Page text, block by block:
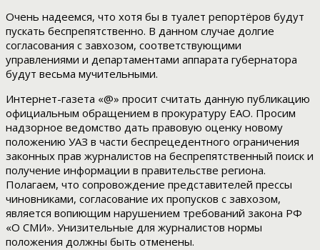
Очень надеемся, что хотя бы в туалет репортёров будут
пускать беспрепятственно. В данном случае долгие
согласования с завхозом, соответствующими
управлениями и департаментами аппарата губернатора
будут весьма мучительными.
Интернет-газета «@» просит считать данную публикацию
официальным обращением в прокуратуру ЕАО. Просим
надзорное ведомство дать правовую оценку новому
положению УАЗ в части беспрецедентного ограничения
законных прав журналистов на беспрепятственный поиск и
получение информации в правительстве региона.
Полагаем, что сопровождение представителей прессы
чиновниками, согласование их пропусков с завхозом,
является вопиющим нарушением требований закона РФ
«О СМИ». Унизительные для журналистов нормы
положения должны быть отменены.